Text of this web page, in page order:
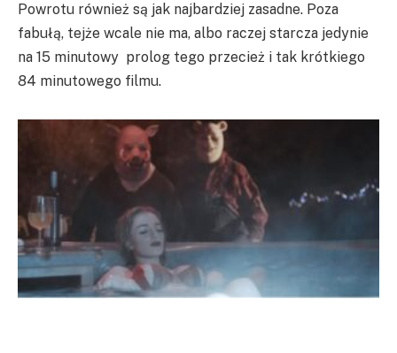
Powrotu również są jak najbardziej zasadne. Poza
fabułą, tejże wcale nie ma, albo raczej starcza jedynie
na 15 minutowy prolog tego przecież i tak krótkiego
84 minutowego filmu.